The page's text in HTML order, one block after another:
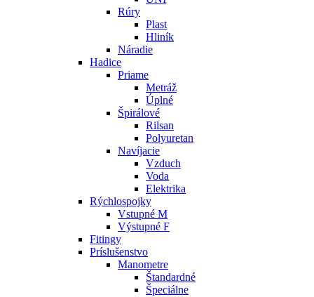
Rúry
Plast
Hliník
Náradie
Hadice
Priame
Metráž
Úplné
Špirálové
Rilsan
Polyuretan
Navíjacie
Vzduch
Voda
Elektrika
Rýchlospojky
Vstupné M
Výstupné F
Fitingy
Príslušenstvo
Manometre
Štandardné
Špeciálne